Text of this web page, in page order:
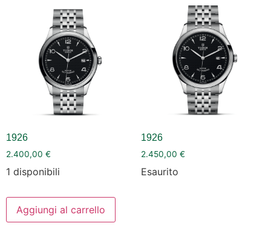
1926
2.400,00 €
1 disponibili
Aggiungi al carrello
1926
2.450,00 €
Esaurito